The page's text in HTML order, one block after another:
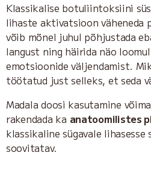
Klassikalise botuliintoksiini
lihaste aktivatsioon väheneda
võib mõnel juhul põhjustada
langust ning häirida näo
emotsioonide väljendamist.
töötatud just selleks, et seda
Madala doosi kasutamine
rakendada ka anatoomilistes
klassikaline sügavale
soovitatav.